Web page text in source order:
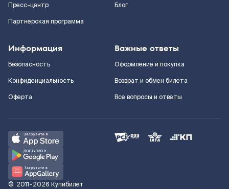
Пресс-центр
Партнерская программа
Блог
Информация
Безопасность
Конфиденциальность
Оферта
Важные ответы
Оформление и покупка
Возврат и обмен билета
Все вопросы и ответы
© 2011–2026 Купибилет